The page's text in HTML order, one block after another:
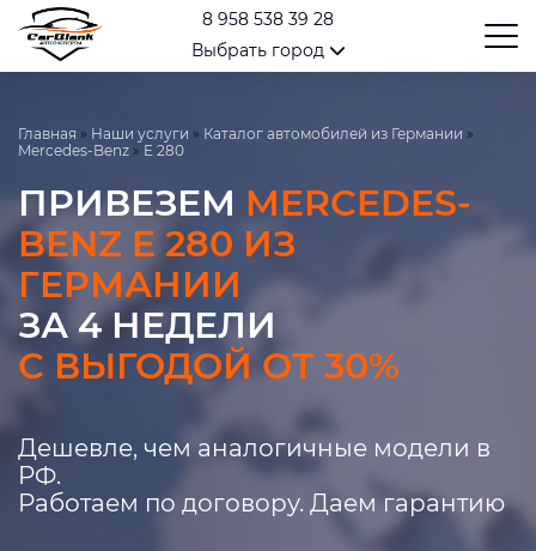
8 958 538 39 28
Выбрать город
Главная » Наши услуги » Каталог автомобилей из Германии »
Mercedes-Benz » E 280
ПРИВЕЗЕМ MERCEDES-
BENZ E 280 ИЗ
ГЕРМАНИИ
ЗА 4 НЕДЕЛИ
С ВЫГОДОЙ ОТ 30%
Дешевле, чем аналогичные модели в
РФ.
Работаем по договору. Даем гарантию